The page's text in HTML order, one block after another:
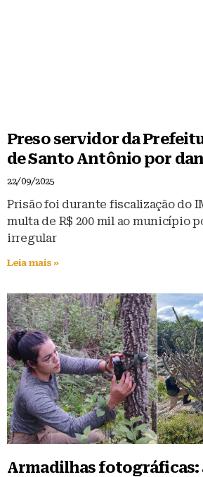
Preso servidor da
de Santo Antônio por
22/09/2025
Prisão foi durante fiscalização do
multa de R$ 200 mil ao município
irregular
Leia mais »
Armadilhas fotográficas: